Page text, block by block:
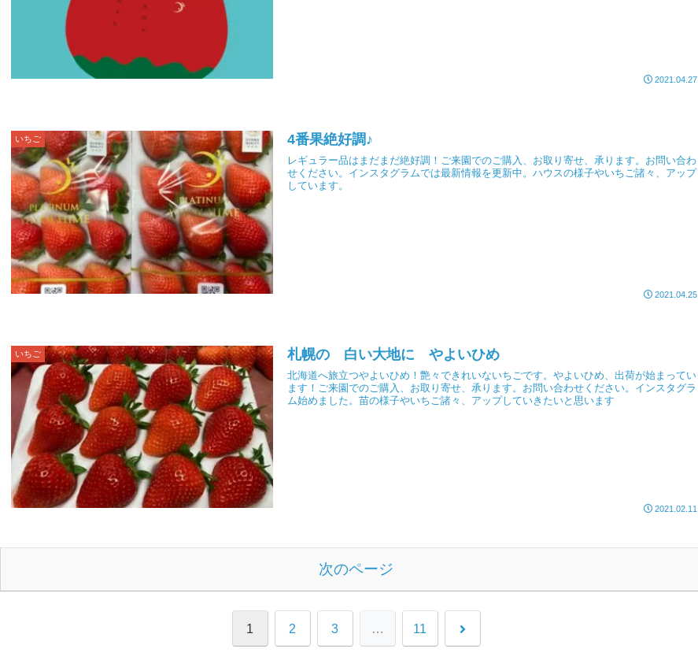
2021.04.27
いちご 4番果絶好調♪
レギュラー品はまだまだ絶好調！ご来園でのご購入、お取り寄せ、承ります。お問い合わ
せください。インスタグラムでは最新情報を更新中。ハウスの様子やいちご諸々、アップ
しています。
2021.04.25
いちご 札幌の 白い大地に やよいひめ
北海道へ旅立つやよいひめ！艶々できれいないちごです。やよいひめ、出荷が始まってい
ます！ご来園でのご購入、お取り寄せ、承ります。お問い合わせください。インスタグラ
ム始めました。苗の様子やいちご諸々、アップしていきたいと思います
2021.02.11
次のページ
1 2 3 … 11